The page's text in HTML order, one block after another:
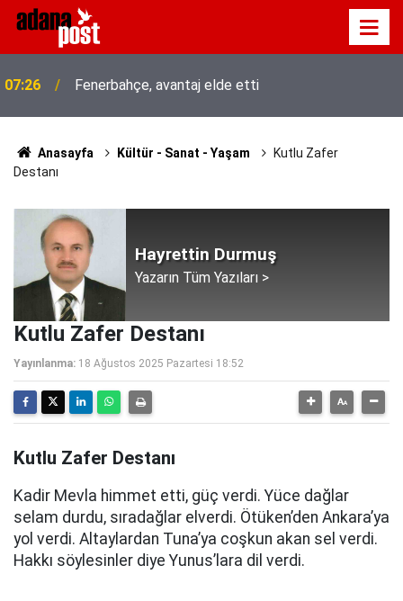
07:26 Fenerbahçe, avantaj elde etti
Anasayfa Kültür - Sanat - Yaşam
Kutlu Zafer
Destanı
Hayrettin Durmuş
Yazarın Tüm Yazıları >
Kutlu Zafer Destanı
Yayınlanma: 18 Ağustos 2025 Pazartesi 18:52
Kutlu Zafer Destanı
Kadir Mevla himmet etti, güç verdi. Yüce dağlar
selam durdu, sıradağlar elverdi. Ötüken’den Ankara’ya
yol verdi. Altaylardan Tuna’ya coşkun akan sel verdi.
Hakkı söylesinler diye Yunus’lara dil verdi.